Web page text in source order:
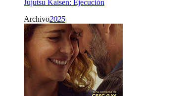
Jujutsu Kaisen: Ejecución
Archivo2025